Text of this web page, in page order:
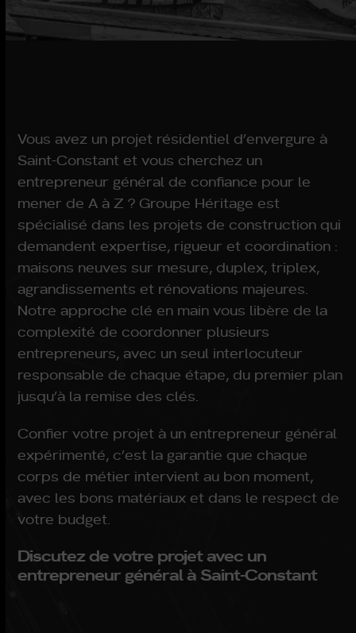
Vous avez un projet résidentiel d’envergure à
Saint-Constant et vous cherchez un
entrepreneur général de confiance pour le
mener de A à Z ? Groupe Héritage est
spécialisé dans les projets de construction qui
demandent expertise, rigueur et coordination :
maisons neuves sur mesure, duplex, triplex,
agrandissements et rénovations majeures.
Notre approche clé en main vous libère de la
complexité de coordonner plusieurs
entrepreneurs, avec un seul interlocuteur
responsable de chaque étape, du premier plan
jusqu’à la remise des clés.
Confier votre projet à un entrepreneur général
expérimenté, c’est la garantie que chaque
corps de métier intervient au bon moment,
avec les bons matériaux et dans le respect de
votre budget.
Discutez de votre projet avec un
entrepreneur général à Saint-Constant